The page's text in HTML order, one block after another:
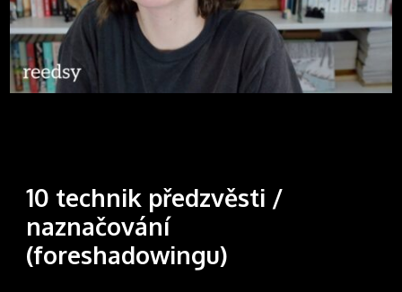
10 technik předzvěsti /
naznačování
(foreshadowingu)